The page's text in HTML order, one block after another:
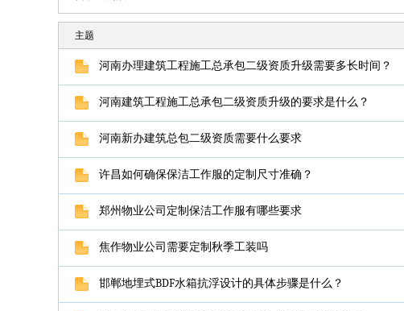
主题
河南办理建筑工程施工总承包二级资质升级需要多长时间？
河南建筑工程施工总承包二级资质升级的要求是什么？
河南新办建筑总包二级资质需要什么要求
许昌如何确保保洁工作服的定制尺寸准确？
郑州物业公司定制保洁工作服有哪些要求
焦作物业公司需要定制秋季工装吗
邯郸地埋式BDF水箱抗浮设计的具体步骤是什么？